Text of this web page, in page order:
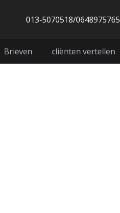
013-5070518/0648975765
Brieven cliënten vertellen